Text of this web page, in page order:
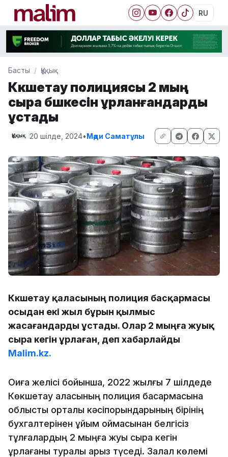
RU
Басты Құқық
Көкшетау полициясы 2 мың
сыра бөшкесін ұрланғандарды
ұстады
Құқық 20 шілде, 2024•Мәди Саматұлы
Көкшетау қаласының полиция басқармасы
осыдан екі жыл бұрын қылмыс
жасағандарды ұстады. Олар 2 мыңға жуық
сыра кегін ұрлаған, деп хабарлайды
Malim.kz.
Оқиға желісі бойынша, 2022 жылғы 7 шілдеде
Көкшетау қаласының полиция басқармасына
облыстық орталық кәсіпорындарының бірінің
бухгалтерінен ұйым қоймасынан белгісіз
тұлғалардың 2 мыңға жуық сыра кегін
ұрлағаны туралы арыз түседі. Залал көлемі